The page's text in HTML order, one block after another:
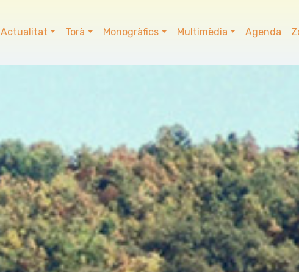
Actualitat Torà Monogràfics Multimèdia Agenda